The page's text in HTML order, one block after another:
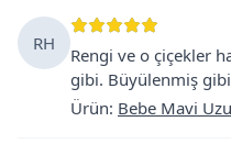
RH
Rengi ve o çiçekler
gibi. Büyülenmiş
Ürün: Bebe Mavi